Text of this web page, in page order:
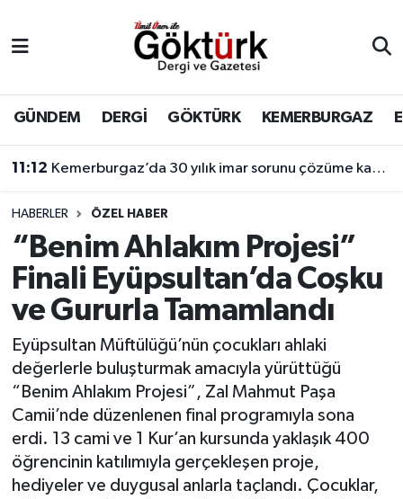
GÜNDEM DERGİ GÖKTÜRK KEMERBURGAZ
11:12 Kemerburgaz’da 30 yılık imar sorunu çözüme kavuşuyor
HABERLER ÖZEL HABER
“Benim Ahlakım Projesi”
Finali Eyüpsultan’da Coşku
ve Gururla Tamamlandı
Eyüpsultan Müftülüğü’nün çocukları ahlaki
değerlerle buluşturmak amacıyla yürüttüğü
“Benim Ahlakım Projesi”, Zal Mahmut Paşa
Camii’nde düzenlenen final programıyla sona
erdi. 13 cami ve 1 Kur’an kursunda yaklaşık 400
öğrencinin katılımıyla gerçekleşen proje,
hediyeler ve duygusal anlarla taçlandı. Çocuklar,
BİLİM
DERGİ
DÜNYA
EĞİTİM
EKONOMİ
GÖKTÜRK
GÜNDEM
KEMERBURGAZ
KÜLTÜR - SANAT
Eyüpsultan Hava Durumu
Eyüpsultan Trafik Yoğunluk Haritası
Süper Lig Puan Durumu ve Fikstür
Tüm Manşetler
Son Dakika Haberleri
Haber Arşivi